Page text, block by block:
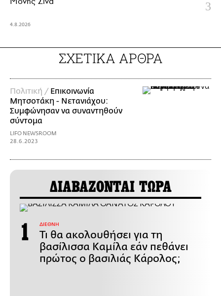
4.8.2026
ΣΧΕΤΙΚΑ ΑΡΘΡΑ
Πολιτική / Επικοινωνία
Μητσοτάκη - Νετανιάχου:
Συμφώνησαν να συναντηθούν
σύντομα
LIFO NEWSROOM
28.6.2023
ΔΙΑΒΑΖΟΝΤΑΙ ΤΩΡΑ
ΔΙΕΘΝΗ
Τι θα ακολουθήσει για τη
βασίλισσα Καμίλα εάν πεθάνει
πρώτος ο βασιλιάς Κάρολος;